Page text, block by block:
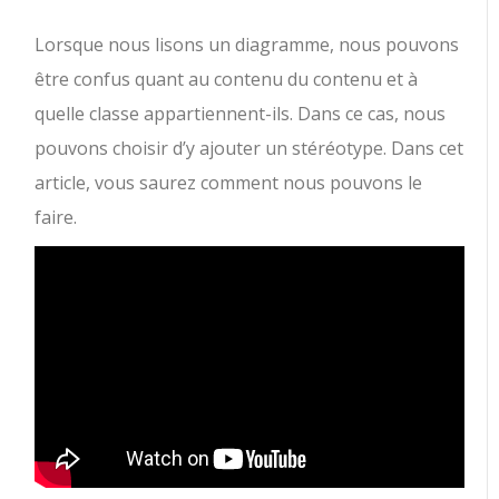
Lorsque nous lisons un diagramme, nous pouvons
être confus quant au contenu du contenu et à
quelle classe appartiennent-ils. Dans ce cas, nous
pouvons choisir d’y ajouter un stéréotype. Dans cet
article, vous saurez comment nous pouvons le
faire.